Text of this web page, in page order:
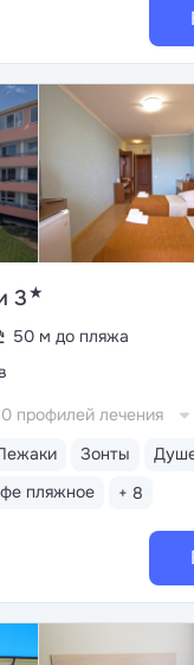
3★
50 м до пляжа
Зонты
пляжное + 8
профилей лечения